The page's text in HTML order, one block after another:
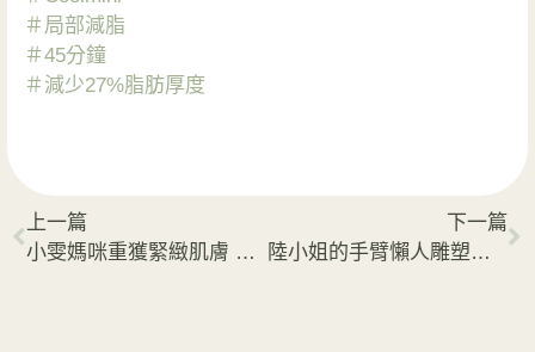
＃局部減脂
＃45分鐘
＃減少27%脂肪厚度
上一篇
小雯媽咪重獲緊緻肌膚 膠原蛋白增生更澎潤
下一篇
陸小姐的手臂懶人雕塑法 躺著追劇也能輕鬆享瘦